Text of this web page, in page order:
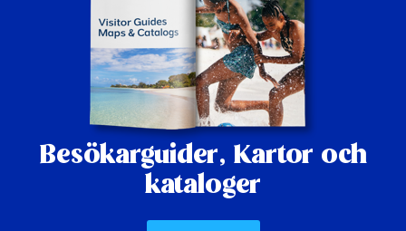
Besökarguider, Kartor och
kataloger